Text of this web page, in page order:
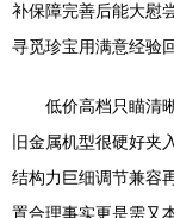
补保障完善后能大慰
寻觅珍宝用满意经验
低价高档只瞄清
旧金属机型很硬好夹
结构力巨细调节兼容
置合理事实更是需又